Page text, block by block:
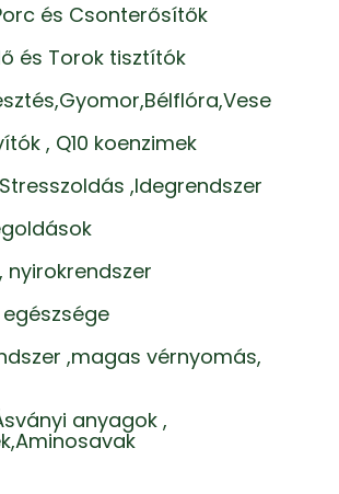
és Csonterősítők
és Torok tisztítók
, Q10 koenzimek
,Idegrendszer
nyirokrendszer
egészsége
,magas vérnyomás,
anyagok ,